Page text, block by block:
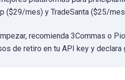
($29/mes) y TradeSanta ($25/
recomienda 3Commas o
de retiro en tu API key y declara